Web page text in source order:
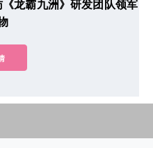
龙霸九洲》研发团队领军